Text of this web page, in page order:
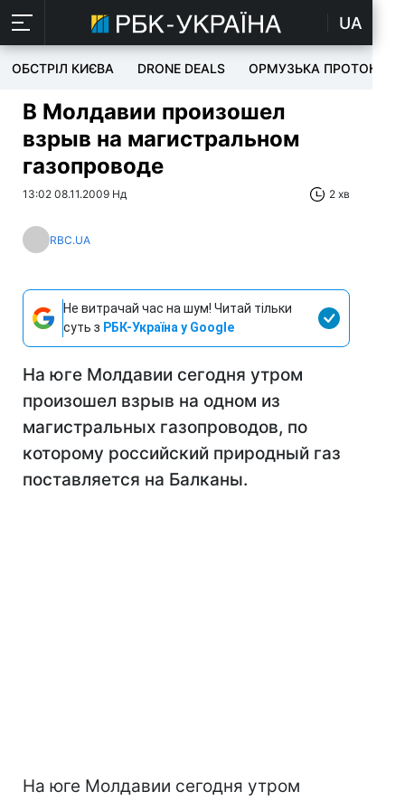
UA
ОБСТРІЛ КИЄВА DRONE DEALS ОРМУЗЬКА ПРОТОКА
В Молдавии произошел
взрыв на магистральном
газопроводе
13:02 08.11.2009 Нд 2 хв
RBC.UA
Не витрачай час на шум! Читай тільки
суть з РБК-Україна у Google
На юге Молдавии сегодня утром
произошел взрыв на одном из
магистральных газопроводов, по
которому российский природный газ
поставляется на Балканы.
На юге Молдавии сегодня утром